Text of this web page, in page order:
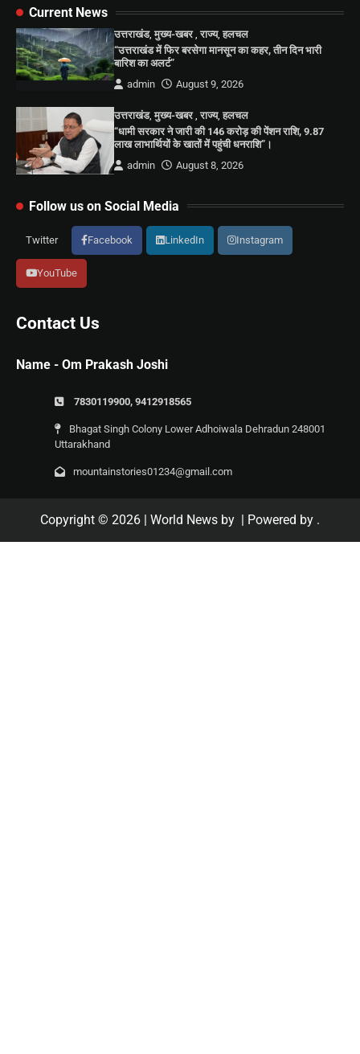
Current News
उत्तराखंड,मुख्य-खबर,राज्य,हलचल
“उत्तराखंड में फिर बरसेगा मानसून का कहर, तीन दिन भारी
बारिश का अलर्ट”
admin
August 9, 2026
उत्तराखंड,मुख्य-खबर,राज्य,हलचल
“धामी सरकार ने जारी की 146 करोड़ की पेंशन राशि, 9.87
लाख लाभार्थियों के खातों में पहुंची धनराशि”।
admin
August 8, 2026
Follow us on Social Media
Twitter Facebook LinkedIn Instagram
YouTube
Contact Us
Name - Om Prakash Joshi
7830119900, 9412918565
Bhagat Singh Colony Lower Adhoiwala Dehradun 248001
Uttarakhand
mountainstories01234@gmail.com
Copyright © 2026 | World News by | Powered by .